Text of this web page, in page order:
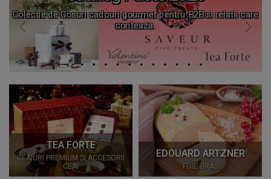
Colectie de Cosuri cadouri gourmet pentru B2B si relatii care
conteaza.
TEA FORTE
CEAIURI PREMIUM SI ACCESORII
CEAI
EDOUARD ARTZNER
FOIE GRAS